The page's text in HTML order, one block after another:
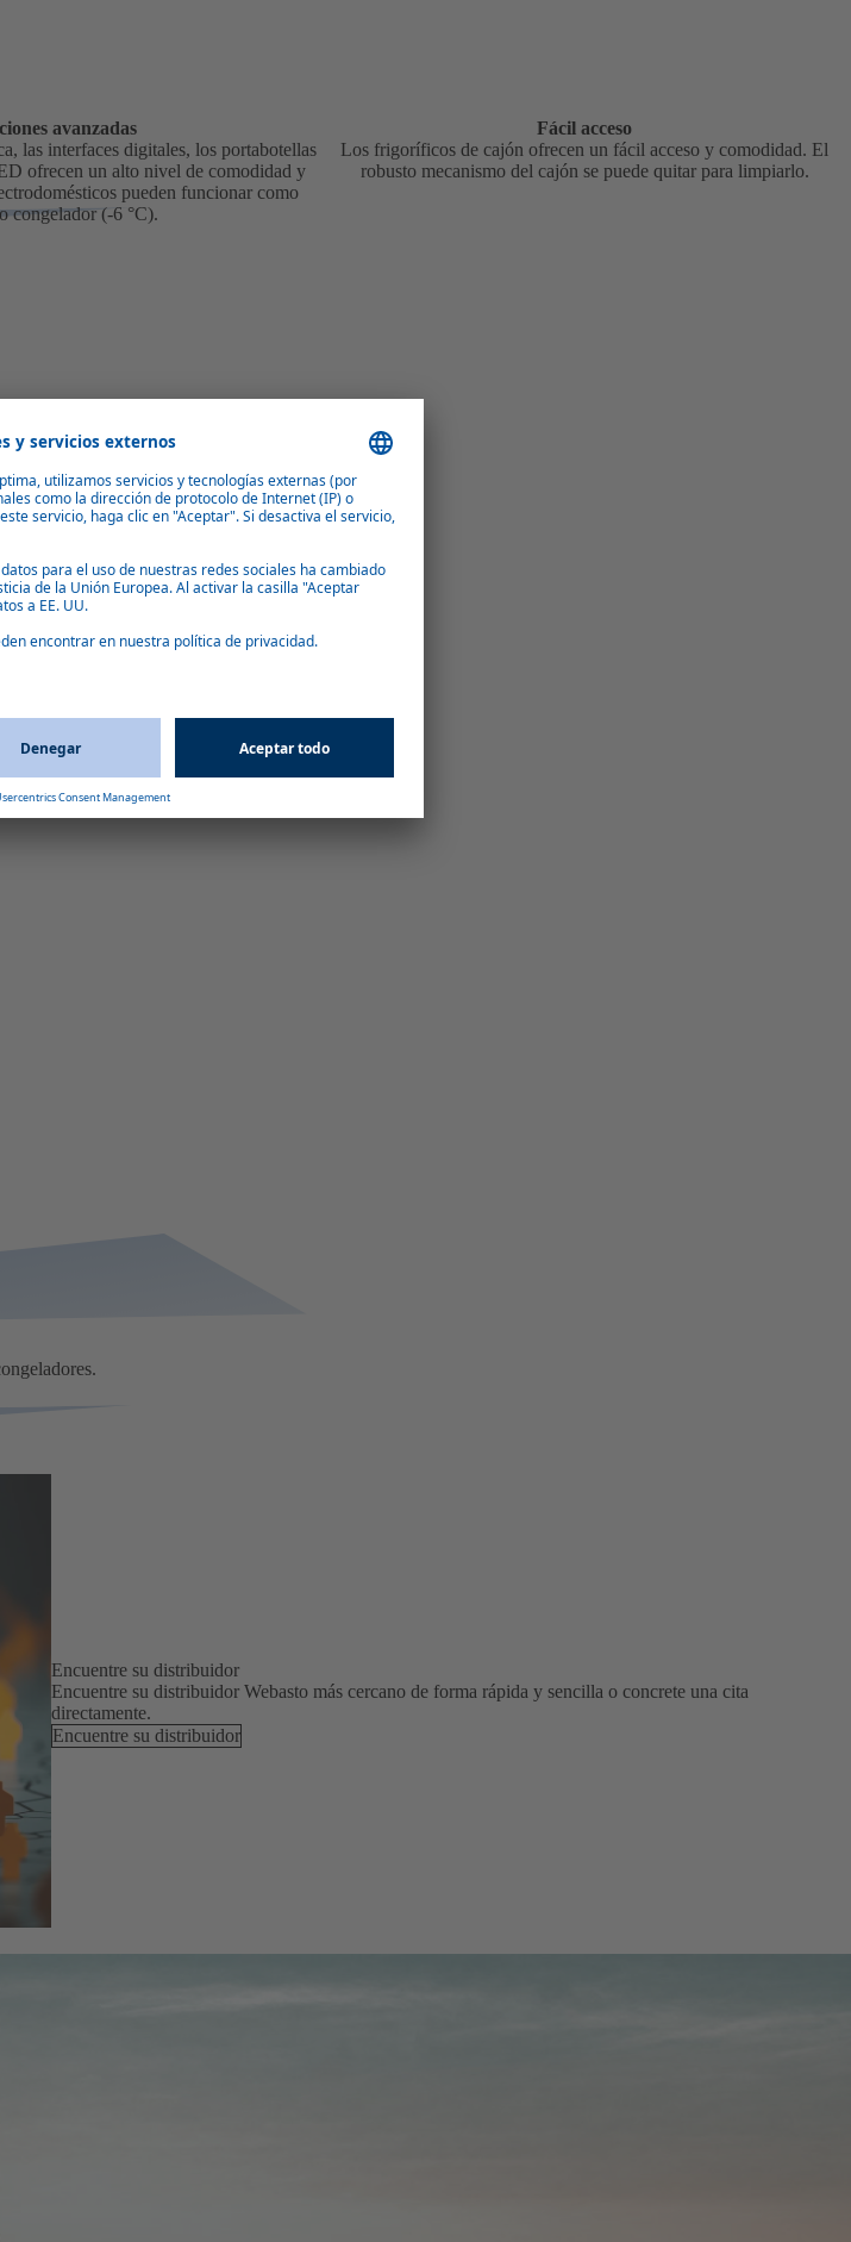
avanzadas
las interfaces digitales, los portabotellas
ofrecen un alto nivel de comodidad y
pueden funcionar como
congelador (-6 °C).
Fácil acceso
Los frigoríficos de cajón ofrecen un fácil acceso y comodidad. El
robusto mecanismo del cajón se puede quitar para limpiarlo.
Encuentre su distribuidor
Encuentre su distribuidor Webasto más cercano de forma rápida y sencilla o concrete una cita
directamente.
Encuentre su distribuidor